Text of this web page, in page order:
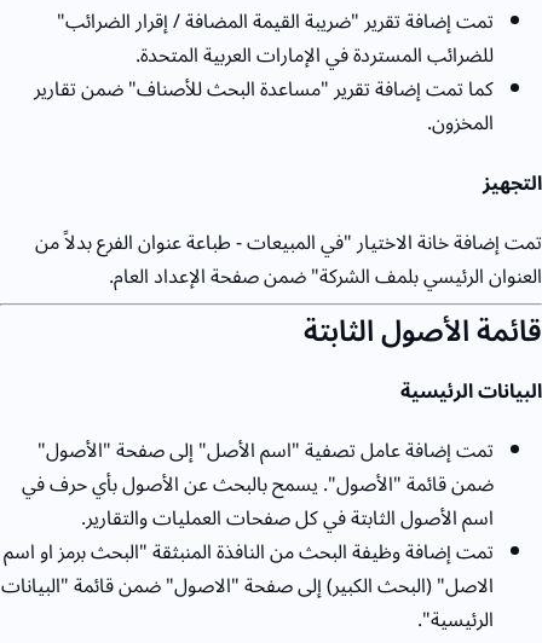
تمت إضافة تقرير "ضريبة القيمة المضافة / إقرار الضرائب"
للضرائب المستردة في الإمارات العربية المتحدة.
كما تمت إضافة تقرير "مساعدة البحث للأصناف" ضمن تقارير
المخزون.
التجهيز
تمت إضافة خانة الاختيار "في المبيعات - طباعة عنوان الفرع بدلاً من
العنوان الرئيسي بلمف الشركة" ضمن صفحة الإعداد العام.
قائمة الأصول الثابتة
البيانات الرئيسية
تمت إضافة عامل تصفية "اسم الأصل" إلى صفحة "الأصول"
ضمن قائمة "الأصول". يسمح بالبحث عن الأصول بأي حرف في
اسم الأصول الثابتة في كل صفحات العمليات والتقارير.
تمت إضافة وظيفة البحث من النافذة المنبثقة "البحث برمز او اسم
الاصل" (البحث الكبير) إلى صفحة "الاصول" ضمن قائمة "البيانات
الرئيسية".